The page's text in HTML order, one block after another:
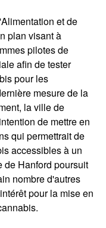
et de
plan visant à
pilotes de
afin de tester
pour les
mesure de la
la ville de
de mettre en
qui permettrait de
accessibles à un
de Hanford poursuit
nombre d'autres
pour la mise en